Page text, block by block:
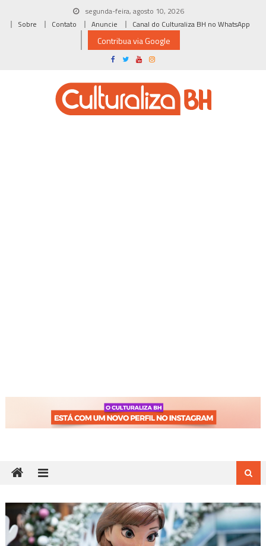
segunda-feira, agosto 10, 2026
Sobre
Contato Anuncie Canal do Culturaliza BH no WhatsApp
Contribua via Google